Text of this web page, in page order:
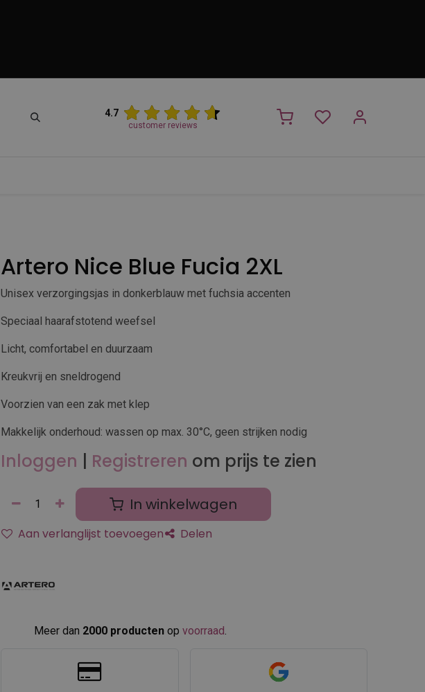
4.7
customer reviews
Artero Nice Blue Fucia 2XL
Unisex verzorgingsjas in donkerblauw met fuchsia accenten
Speciaal haarafstotend weefsel
Licht, comfortabel en duurzaam
Kreukvrij en sneldrogend
Voorzien van een zak met klep
Makkelijk onderhoud: wassen op max. 30°C, geen strijken nodig
Inloggen | Registreren om prijs te zien
In winkelwagen
Aan verlanglijst toevoegen Delen
Meer dan 2000 producten op voorraad